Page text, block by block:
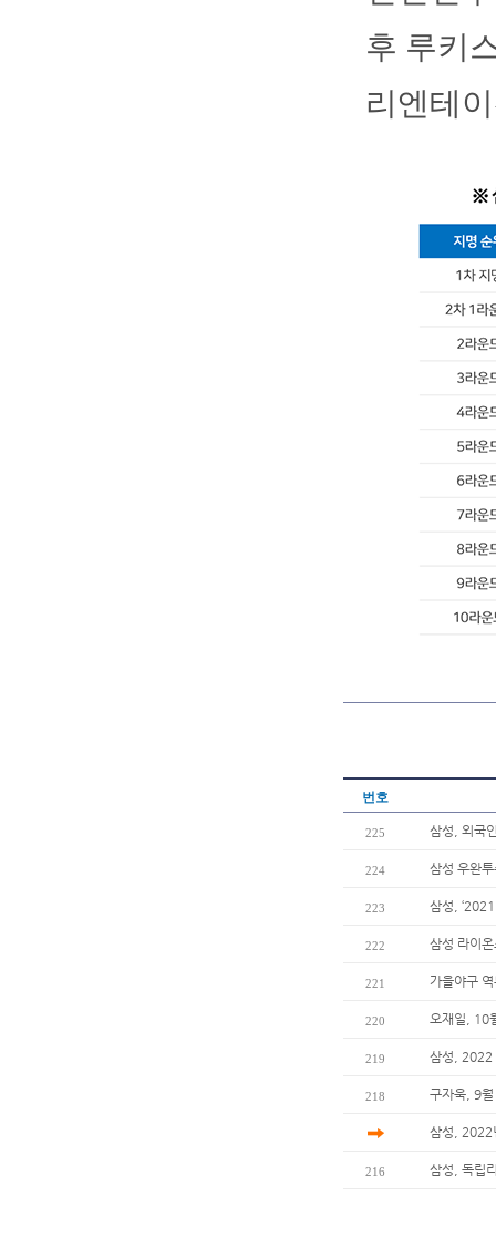
후 루키
리엔테
번호
225 삼성, 외국
224 삼성 우완
223 삼성,
222 삼성 라이
221 가을야구
220 오재일, 10
219 삼성, 2022
218 구자욱, 9
삼성, 2022
216 삼성, 독립